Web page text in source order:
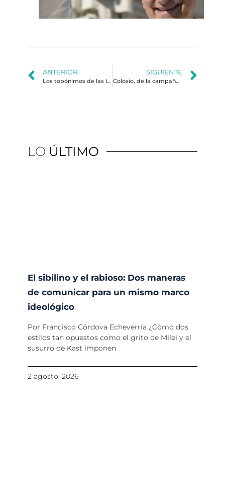
ANTERIOR
Los topónimos de las Islas Malvinas/Falkland. Herramientas políticas funcionales al reclamo de soberanía
SIGUIENTE
Colosio, de la campaña reformista a la leyenda de la política mexicana
LO ÚLTIMO
El sibilino y el rabioso: Dos maneras
de comunicar para un mismo marco
ideológico
Por Francisco Córdova Echeverría ¿Cómo dos
estilos tan opuestos como el grito de Milei y el
susurro de Kast imponen
2 agosto, 2026